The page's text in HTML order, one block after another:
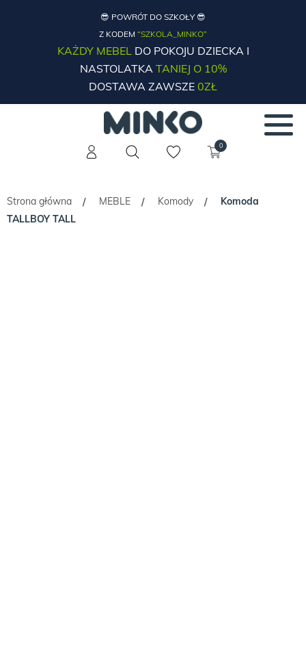
😎 POWRÓT DO SZKOŁY 😎
Z KODEM “SZKOLA_MINKO”
KAŻDY MEBELDO POKOJU DZIECKA I
NASTOLATKATANIEJ O 10%
DOSTAWA ZAWSZE 0ZŁ
0
Strona główna / MEBLE / Komody /
Komoda
TALLBOY TALL